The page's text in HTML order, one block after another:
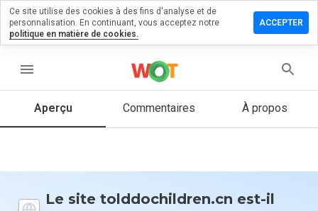
menu
Aperçu Commentaires À propos
Le site tolddochildren.cn est-il
un
sur
Quelle
donneriez-
Ce site utilise des cookies à des fins d'analyse et de
personnalisation. En continuant, vous acceptez notre
politique en matière de cookies.
ACCEPTER